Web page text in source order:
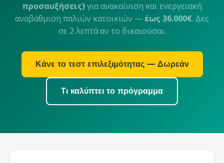
προσαυξήσεις)για ανακαίνιση και ενεργειακή
αναβάθμιση παλιών κατοικιών — έως 36.000€. Δες
σε 2 λεπτά αν το δικαιούσαι.
Κάνε το τεστ επιλεξιμότητας — Δωρεάν
Τι καλύπτει το πρόγραμμα